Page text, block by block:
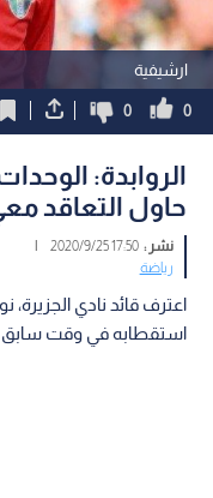
ارشيفية
0
0
الروابدة:
حاول التعاقد
نشر :17:50 2020/9/25
|
رياضة
اعترف قائد نادي الجزيرة،
استقطابه في وقت